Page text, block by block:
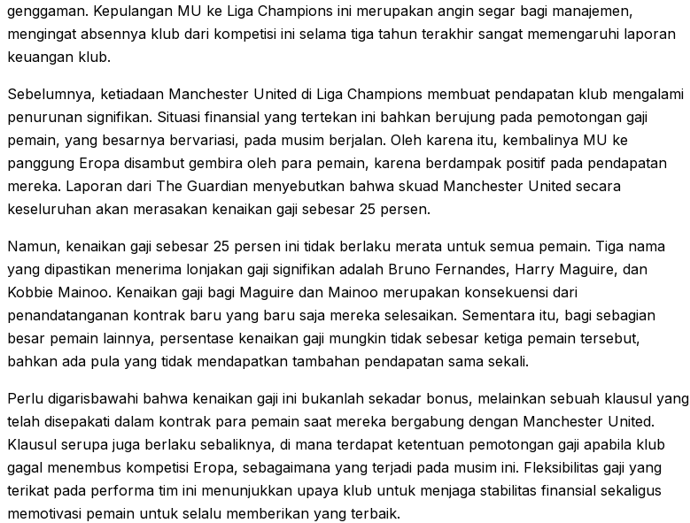
genggaman. Kepulangan MU ke Liga Champions ini merupakan angin segar bagi manajemen,
mengingat absennya klub dari kompetisi ini selama tiga tahun terakhir sangat memengaruhi laporan
keuangan klub.
Sebelumnya, ketiadaan Manchester United di Liga Champions membuat pendapatan klub mengalami
penurunan signifikan. Situasi finansial yang tertekan ini bahkan berujung pada pemotongan gaji
pemain, yang besarnya bervariasi, pada musim berjalan. Oleh karena itu, kembalinya MU ke
panggung Eropa disambut gembira oleh para pemain, karena berdampak positif pada pendapatan
mereka. Laporan dari The Guardian menyebutkan bahwa skuad Manchester United secara
keseluruhan akan merasakan kenaikan gaji sebesar 25 persen.
Namun, kenaikan gaji sebesar 25 persen ini tidak berlaku merata untuk semua pemain. Tiga nama
yang dipastikan menerima lonjakan gaji signifikan adalah Bruno Fernandes, Harry Maguire, dan
Kobbie Mainoo. Kenaikan gaji bagi Maguire dan Mainoo merupakan konsekuensi dari
penandatanganan kontrak baru yang baru saja mereka selesaikan. Sementara itu, bagi sebagian
besar pemain lainnya, persentase kenaikan gaji mungkin tidak sebesar ketiga pemain tersebut,
bahkan ada pula yang tidak mendapatkan tambahan pendapatan sama sekali.
Perlu digarisbawahi bahwa kenaikan gaji ini bukanlah sekadar bonus, melainkan sebuah klausul yang
telah disepakati dalam kontrak para pemain saat mereka bergabung dengan Manchester United.
Klausul serupa juga berlaku sebaliknya, di mana terdapat ketentuan pemotongan gaji apabila klub
gagal menembus kompetisi Eropa, sebagaimana yang terjadi pada musim ini. Fleksibilitas gaji yang
terikat pada performa tim ini menunjukkan upaya klub untuk menjaga stabilitas finansial sekaligus
memotivasi pemain untuk selalu memberikan yang terbaik.